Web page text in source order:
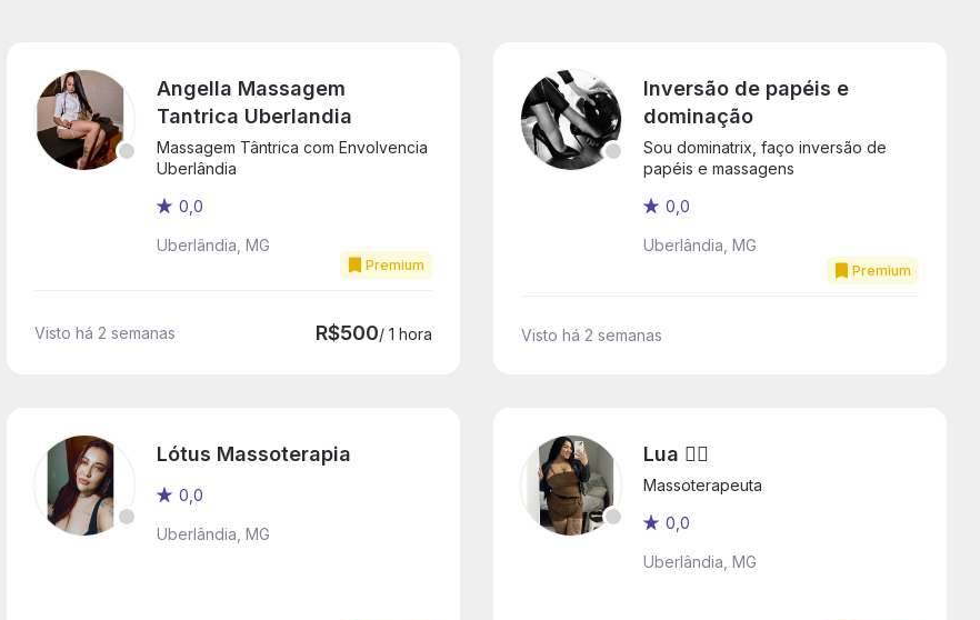
Premium
Angella Massagem
Tantrica Uberlandia
Massagem Tântrica com Envolvencia
Uberlândia
0,0
Uberlândia, MG
Visto há 2 semanas R$500/ 1 hora
Premium
Inversão de papéis e
dominação
Sou dominatrix, faço inversão de
papéis e massagens
0,0
Uberlândia, MG
Visto há 2 semanas
Lótus Massoterapia
0,0
Uberlândia, MG
Lua ❤️‍🔥
Massoterapeuta
0,0
Uberlândia, MG